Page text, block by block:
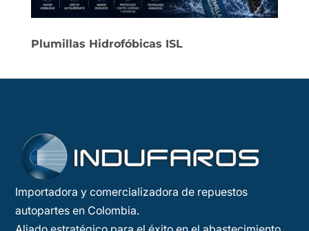
Plumillas Hidrofóbicas ISL
Importadora y comercializadora de repuestos
autopartes en Colombia.